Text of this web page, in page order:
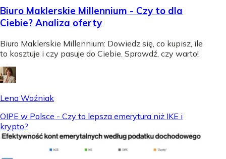
Biuro Maklerskie Millennium - Czy to dla
Ciebie? Analiza oferty
Biuro Maklerskie Millennium: Dowiedz się, co kupisz, ile
to kosztuje i czy pasuje do Ciebie. Sprawdź, czy warto!
Lena Woźniak
OIPE w Polsce - Czy to lepsza emerytura niż IKE i
krypto?